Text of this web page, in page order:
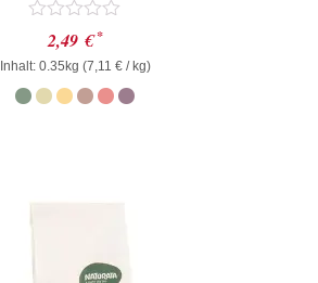
Bewertet
mit
0
von
5
2,49 € *
Inhalt: 0.35kg (7,11 €/ kg)